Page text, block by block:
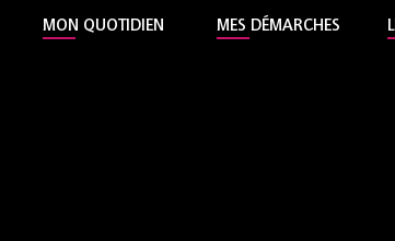
MON QUOTIDIEN MES DÉMARCHES